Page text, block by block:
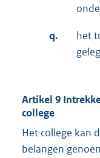
q.
het
Artikel 9
college
Het college kan
belangen